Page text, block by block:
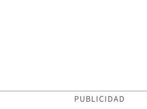
PUBLICIDAD